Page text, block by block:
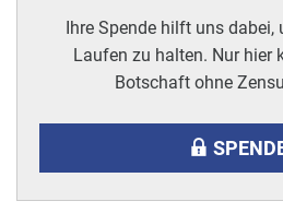
Ihre Spende hilft uns dabei,
Laufen zu halten. Nur hier
Botschaft ohne